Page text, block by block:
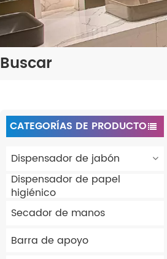
Buscar
CATEGORÍAS DE PRODUCTO
Dispensador de jabón
Dispensador de papel
higiénico
Secador de manos
Barra de apoyo